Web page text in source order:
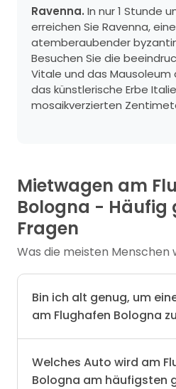
Ravenna. In nur 1 Stunde
erreichen Sie Ravenna,
atemberaubender
Besuchen Sie die
Vitale und das Mausoleum
das künstlerische Erbe
mosaikverzierten
Mietwagen am
Bologna - Häufig
Fragen
Was die meisten Menschen
Bin ich alt genug, um
am Flughafen Bologna
Welches Auto wird am
Bologna am häufigsten